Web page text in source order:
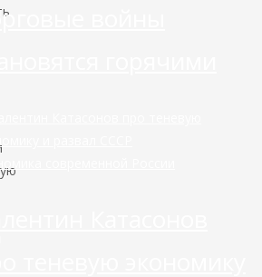
войны
горячими
Катасонов